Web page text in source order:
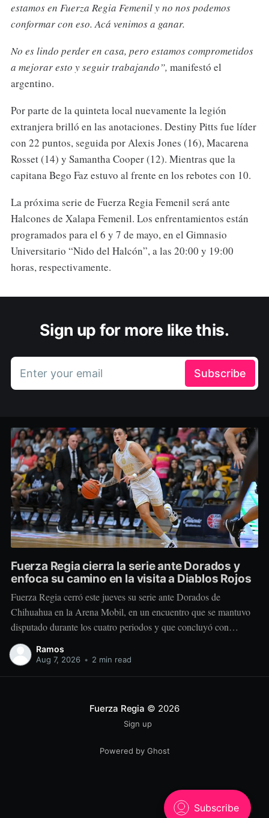
estamos en Fuerza Regia Femenil y no nos podemos
conformar con eso. Acá venimos a ganar.
No es lindo perder en casa, pero estamos comprometidos
a mejorar esto y seguir trabajando”, manifestó el
argentino.
Por parte de la quinteta local nuevamente la legión
extranjera brilló en las anotaciones. Destiny Pitts fue líder
con 22 puntos, seguida por Alexis Jones (16), Macarena
Rosset (14) y Samantha Cooper (12). Mientras que la
capitana Bego Faz estuvo al frente en los rebotes con 10.
La próxima serie de Fuerza Regia Femenil será ante
Halcones de Xalapa Femenil. Los enfrentamientos están
programados para el 6 y 7 de mayo, en el Gimnasio
Universitario “Nido del Halcón”, a las 20:00 y 19:00
horas, respectivamente.
Sign up for more like this.
Enter your email Subscribe
Fuerza Regia cierra la serie ante Dorados y
enfoca su camino en la visita a Diablos Rojos
Fuerza Regia cerró este jueves su serie ante Dorados de
Chihuahua en la Arena Mobil, en un encuentro que se mantuvo
disputado durante los cuatro periodos y que concluyó con
marcador de 86-92 a favor del conjunto visitante. El cuadro
regiomontano se mantuvo cerca desde el comienzo. Dorados
Ramos
Aug 7, 2026 • 2 min read
Fuerza Regia © 2026
Sign up
Powered by Ghost